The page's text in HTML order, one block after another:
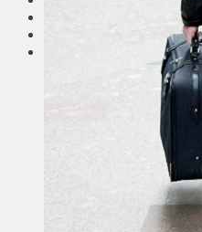
Фоторепортаж
ЛК рекомендует
Образование
Здравоохранение
Происшествия
Приграничье